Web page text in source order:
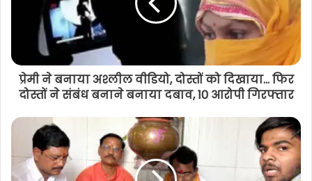
प्रेमी ने बनाया अश्लील वीडियो, दोस्तों को दिखाया... फिर
दोस्तों ने संबंध बनाने बनाया दबाव, 10 आरोपी गिरफ्तार